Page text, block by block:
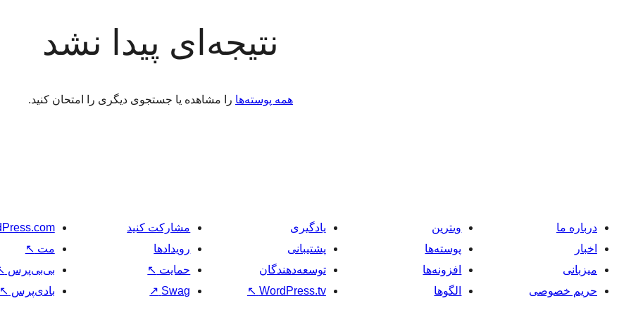
نتیجه‌ای پیدا نشد
همه پوسته‌ها را مشاهده یا جستجوی دیگری را امتحان کنید.
درباره ما
اخبار
میزبانی
حریم خصوصی
ویترین
پوسته‌ها
افزونه‌ها
الگوها
یادگیری
پشتیبانی
توسعه‌دهندگان
WordPress.tv
↖
مشارکت کنید
رویدادها
حمایت ↖
Swag
↗
مت ↖
بی‌بی‌پرس
بادی‌پرس ↖